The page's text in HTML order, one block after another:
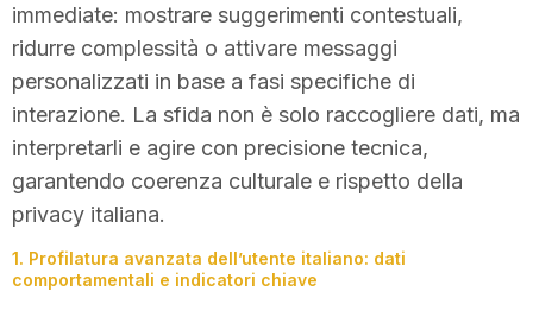
immediate: mostrare suggerimenti contestuali,
ridurre complessità o attivare messaggi
personalizzati in base a fasi specifiche di
interazione. La sfida non è solo raccogliere dati, ma
interpretarli e agire con precisione tecnica,
garantendo coerenza culturale e rispetto della
privacy italiana.
1. Profilatura avanzata dell’utente italiano: dati
comportamentali e indicatori chiave